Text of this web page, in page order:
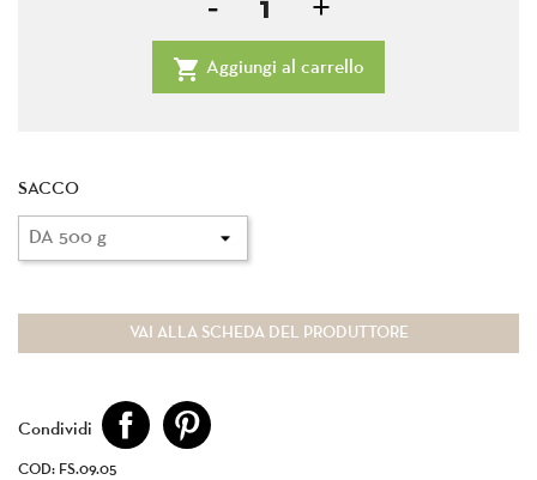
 Aggiungi al carrello
SACCO
VAI ALLA SCHEDA DEL PRODUTTORE
Condividi
COD: FS.09.05